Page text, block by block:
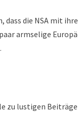
dass die NSA mit
armselige
zu lustigen